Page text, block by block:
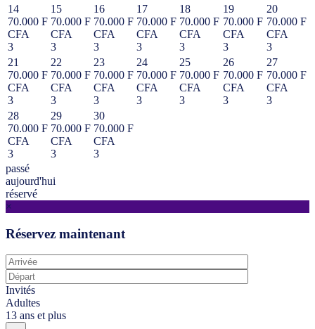
14
70.000 F
CFA
3
15
70.000 F
CFA
3
16
70.000 F
CFA
3
17
70.000 F
CFA
3
18
70.000 F
CFA
3
19
70.000 F
CFA
3
20
70.000 F
CFA
3
21
70.000 F
CFA
3
22
70.000 F
CFA
3
23
70.000 F
CFA
3
24
70.000 F
CFA
3
25
70.000 F
CFA
3
26
70.000 F
CFA
3
27
70.000 F
CFA
3
28
70.000 F
CFA
3
29
70.000 F
CFA
3
30
70.000 F
CFA
3
passé
aujourd'hui
réservé
×
Réservez maintenant
Invités
Adultes
13 ans et plus